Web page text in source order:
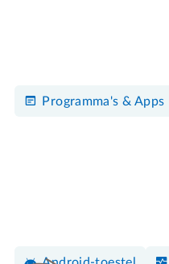
Programma's & Apps